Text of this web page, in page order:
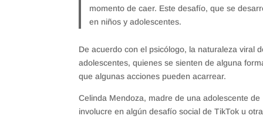
momento de caer. Este desafío, que se
en niños y adolescentes.
De acuerdo con el psicólogo, la naturaleza viral
adolescentes, quienes se sienten de alguna
que algunas acciones pueden acarrear.
Celinda Mendoza, madre de una adolescente
involucre en algún desafío social de TikTok u